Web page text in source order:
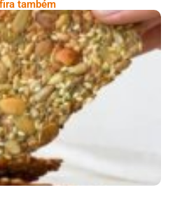
também
De Sementes